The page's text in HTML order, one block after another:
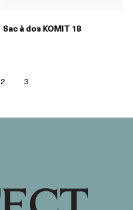
Sac à dos KOMIT 18
2 3